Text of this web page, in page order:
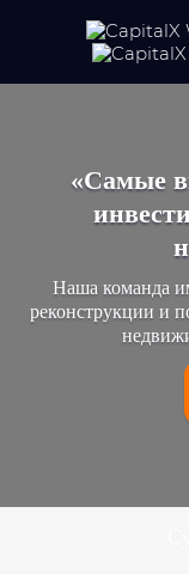
«Самые
Наша команда
реконструкции и